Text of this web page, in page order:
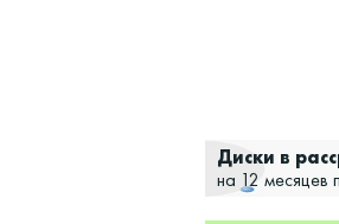
Диски в
на 12 месяцев